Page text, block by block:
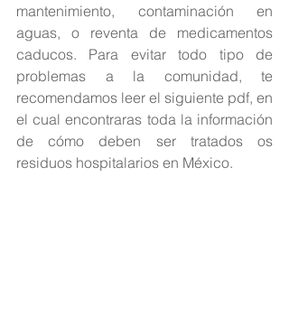
mantenimiento, contaminación en
aguas, o reventa de medicamentos
caducos. Para evitar todo tipo de
problemas a la comunidad, te
recomendamos leer el siguiente pdf, en
el cual encontraras toda la información
de cómo deben ser tratados os
residuos hospitalarios en México.